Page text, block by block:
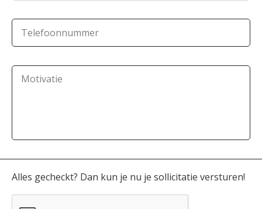
Telefoonnummer
Motivatie
Alles gecheckt? Dan kun je nu je sollicitatie versturen!